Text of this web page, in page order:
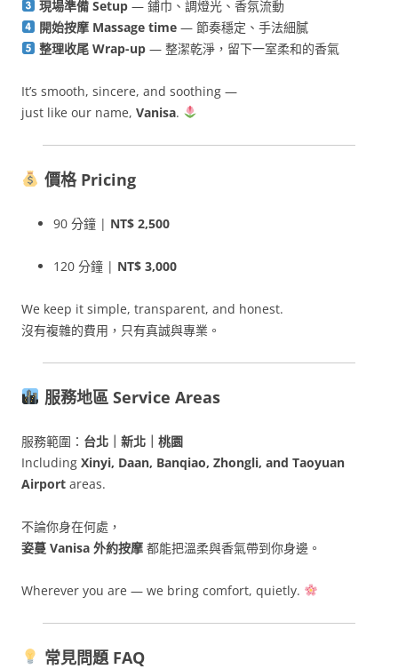
現場準備 Setup— 鋪巾、調燈光、香氛流動
開始按摩 Massage time— 節奏穩定、手法細膩
整理收尾 Wrap-up— 整潔乾淨，留下一室柔和的香氣
It’s smooth, sincere, and soothing —
just like our name, Vanisa.
價格 Pricing
90 分鐘 | NT$ 2,500
120 分鐘 | NT$ 3,000
We keep it simple, transparent, and honest.
沒有複雜的費用，只有真誠與專業。
服務地區 Service Areas
服務範圍： 台北｜新北｜桃園
Including Xinyi, Daan, Banqiao, Zhongli, and Taoyuan
Airport areas.
不論你身在何處，
姿蔓 Vanisa 外約按摩 都能把溫柔與香氣帶到你身邊。
Wherever you are — we bring comfort, quietly.
常見問題 FAQ